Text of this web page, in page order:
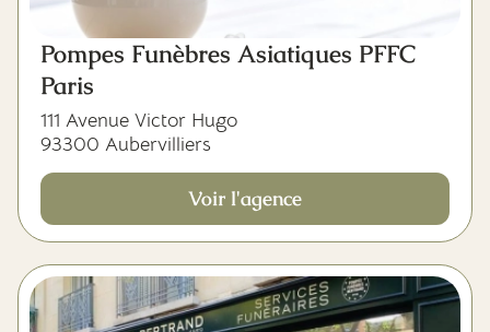
Pompes Funèbres Asiatiques PFFC
Paris
111 Avenue Victor Hugo
93300 Aubervilliers
Voir l'agence